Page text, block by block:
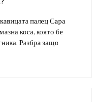
палец Сара
коса, която бе
Разбра защо